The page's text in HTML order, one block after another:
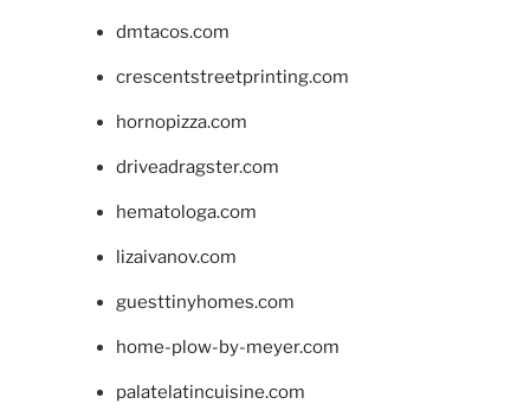
dmtacos.com
crescentstreetprinting.com
hornopizza.com
driveadragster.com
hematologa.com
lizaivanov.com
guesttinyhomes.com
home-plow-by-meyer.com
palatelatincuisine.com